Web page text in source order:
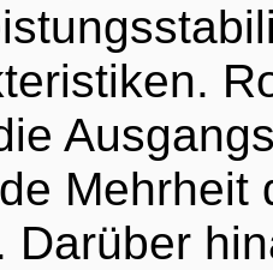
Mehrheit
Darüber